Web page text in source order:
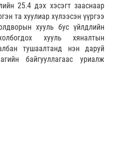
25.4 дэх хэсэгт зааснаар
та хуулиар хүлээсэн үүргээ
хууль бус үйлдлийн
хууль хяналтын
тушаалтанд нэн даруй
байгууллагаас уриалж